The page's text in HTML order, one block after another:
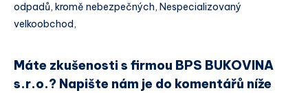
odpadů, kromě nebezpečných, Nespecializovaný
velkoobchod,
Máte zkušenosti s firmou BPS BUKOVINA
s.r.o.? Napište nám je do komentářů níže